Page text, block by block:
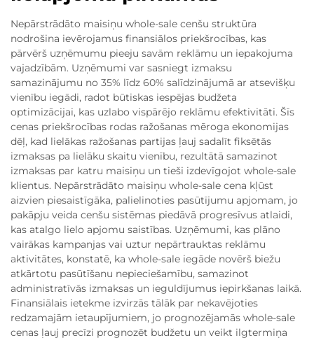
Nepārstrādāto maisiņu whole-sale cenšu struktūra
nodrošina ievērojamus finansiālos priekšrocības, kas
pārvērš uzņēmumu pieeju savām reklāmu un iepakojuma
vajadzībām. Uzņēmumi var sasniegt izmaksu
samazinājumu no 35% līdz 60% salīdzinājumā ar atsevišķu
vienību iegādi, radot būtiskas iespējas budžeta
optimizācijai, kas uzlabo vispārējo reklāmu efektivitāti. Šīs
cenas priekšrocības rodas ražošanas mēroga ekonomijas
dēļ, kad lielākas ražošanas partijas ļauj sadalīt fiksētās
izmaksas pa lielāku skaitu vienību, rezultātā samazinot
izmaksas par katru maisiņu un tieši izdevīgojot whole-sale
klientus. Nepārstrādāto maisiņu whole-sale cena kļūst
aizvien piesaistīgāka, palielinoties pasūtījumu apjomam, jo
pakāpju veida cenšu sistēmas piedāvā progresīvus atlaidi,
kas atalgo lielo apjomu saistības. Uzņēmumi, kas plāno
vairākas kampanjas vai uztur nepārtrauktas reklāmu
aktivitātes, konstatē, ka whole-sale iegāde novērš biežu
atkārtotu pasūtīšanu nepieciešamību, samazinot
administratīvās izmaksas un ieguldījumus iepirkšanas laikā.
Finansiālais ietekme izvirzās tālāk par nekavējoties
redzamajām ietaupījumiem, jo prognozējamās whole-sale
cenas ļauj precīzi prognozēt budžetu un veikt ilgtermiņa